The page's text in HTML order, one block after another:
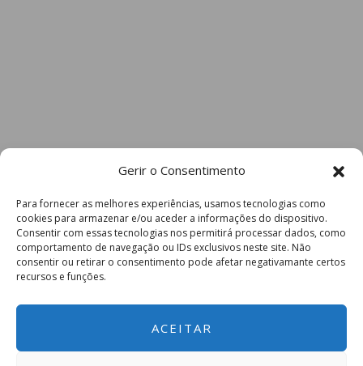
Gerir o Consentimento
Para fornecer as melhores experiências, usamos tecnologias como
cookies para armazenar e/ou aceder a informações do dispositivo.
Consentir com essas tecnologias nos permitirá processar dados, como
comportamento de navegação ou IDs exclusivos neste site. Não
consentir ou retirar o consentimento pode afetar negativamante certos
recursos e funções.
ACEITAR